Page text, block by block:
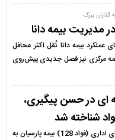
بزرگ
مدیریت بیمه دانا
عملکرد بیمه دانا نُقل اکثر محافل
مرکزی نیز فصل جدیدی پیش‌روی
ای در حسن پیگیری،
شناخته شد
بر اساس آمار منتشر شده توسط سامانه فوریت های اداری (فواد 128) بیمه پارسیان به